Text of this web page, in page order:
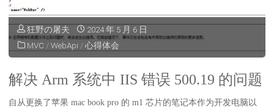
狂野の屠夫
2024 年 5 月 6 日
MVC / WebApi / 心得体会
解决 Arm 系统中 IIS 错误 500.19 的问题
自从更换了苹果 mac book pro 的 m1 芯片的笔记本作为开发电脑以